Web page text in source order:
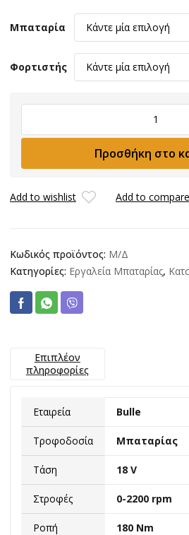
Μπαταρία
Φορτιστής
BULLE
ποσότητα
Προσθήκη στο
Add to wishlist Add to compare
Κωδικός προϊόντος: Μ/Δ
Κατηγορίες: Εργαλεία Μπαταρίας,
Επιπλέον
πληροφορίες
Εταιρεία Bulle
Τροφοδοσία Μπαταρίας
Τάση 18 V
Στροφές 0-2200 rpm
Ροπή 180 Nm